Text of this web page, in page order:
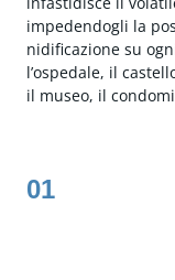
impedendogli la
nidificazione su
l’ospedale, il
il museo, il
01